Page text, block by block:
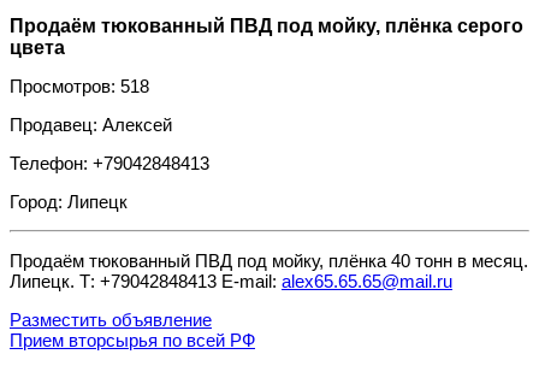
Продаём тюкованный ПВД под мойку, плёнка серого
цвета
Просмотров: 518
Продавец: Алексей
Телефон: +79042848413
Город: Липецк
Продаём тюкованный ПВД под мойку, плёнка 40 тонн в месяц.
Липецк. Т: +79042848413 E-mail: alex65.65.65@mail.ru
Разместить объявление
Прием вторсырья по всей РФ